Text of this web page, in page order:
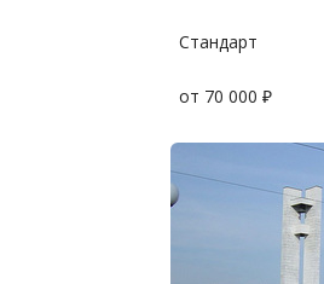
Стандарт
от 70 000 ₽